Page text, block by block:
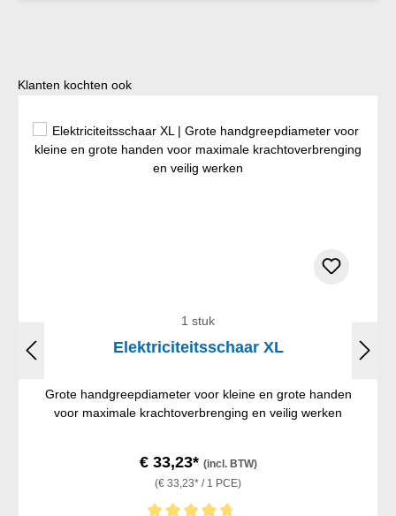
Productgalerij overslaan
Klanten kochten ook
1 stuk
Elektriciteitsschaar XL
Grote handgreepdiameter voor kleine en grote handen
voor maximale krachtoverbrenging en veilig werken
€ 33,23* (incl. BTW)
(€ 33,23* / 1 PCE)